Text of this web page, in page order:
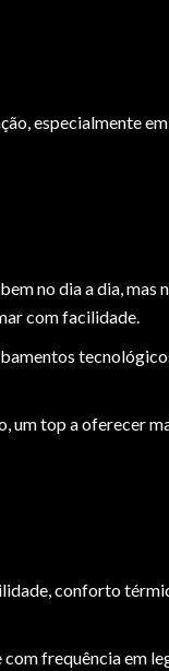
especialmente
no dia a dia, mas
com facilidade.
um top a oferecer
conforto
frequência em